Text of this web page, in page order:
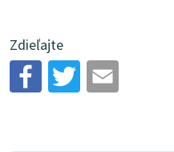
Zdieľajte